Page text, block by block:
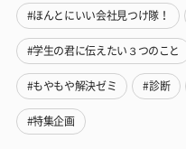
#ほんとにいい会社見つけ隊！
#学生の君に伝えたい３つのこと
#もやもや解決ゼミ #診断
#特集企画